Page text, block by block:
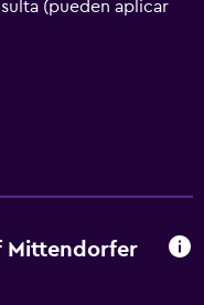
(pueden aplicar
Mittendorfer